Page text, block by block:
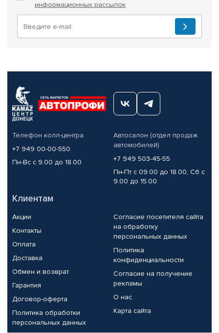
информационных рассылок
Телефон колл-центра
+7 949 00-00-550
Пн-Вс с 9.00 до 18.00
Автосалон (отдел продаж
автомобилей)
+7 949 503-45-55
Пн-Пт с 09.00 до 18.00, Сб с
9.00 до 15.00
Клиентам
Акции
Контакты
Оплата
Доставка
Обмен и возврат
Гарантия
Договор-оферта
Политика обработки
персональных данных
Согласие посетителя сайта
на обработку
персональных данных
Политика
конфиденциальности
Согласие на получение
рекламы
О нас
Карта сайта